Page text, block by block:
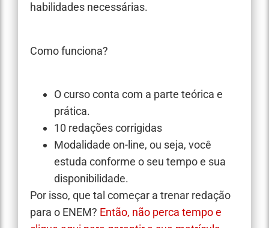
habilidades necessárias.
Como funciona?
O curso conta com a parte teórica e
prática.
10 redações corrigidas
Modalidade on-line, ou seja, você
estuda conforme o seu tempo e sua
disponibilidade.
Por isso, que tal começar a trenar redação
para o ENEM? Então, não perca tempo e